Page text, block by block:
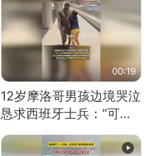
00:19
12岁摩洛哥男孩边境哭泣
恳求西班牙士兵：“可不
可以不要把我遣返回国”